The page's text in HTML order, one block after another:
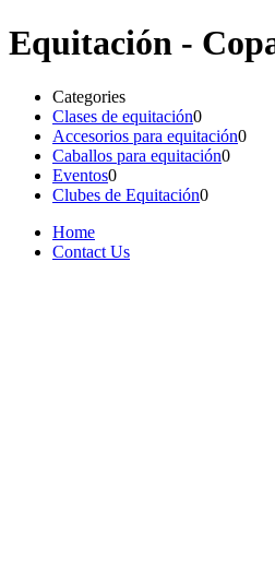
Equitación -
Categories
Clases de equitación0
Accesorios para equitación0
Caballos para equitación0
Eventos0
Clubes de Equitación0
Home
Contact Us